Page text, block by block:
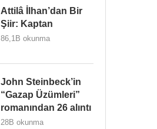
Attilâ İlhan’dan Bir
Şiir: Kaptan
86,1B okunma
John Steinbeck’in
“Gazap Üzümleri”
romanından 26 alıntı
28B okunma